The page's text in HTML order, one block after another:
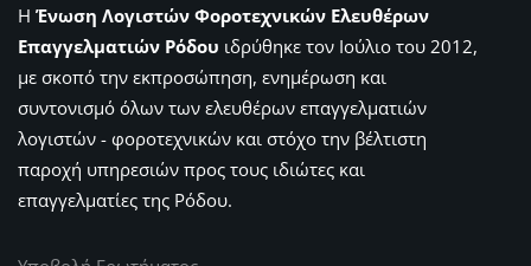
Η Ένωση Λογιστών Φοροτεχνικών Ελευθέρων
Επαγγελματιών Ρόδου ιδρύθηκε τον Ιούλιο του 2012,
με σκοπό την εκπροσώπηση, ενημέρωση και
συντονισμό όλων των ελευθέρων επαγγελματιών
λογιστών - φοροτεχνικών και στόχο την βέλτιστη
παροχή υπηρεσιών προς τους ιδιώτες και
επαγγελματίες της Ρόδου.